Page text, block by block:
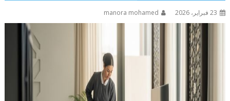
23 فبراير، 2026 manora mohamed